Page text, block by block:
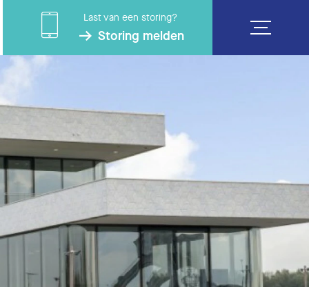
Last van een storing?
Storing melden